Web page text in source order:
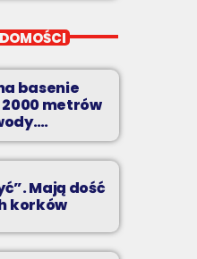
piątku od 5:30
basenie
metrów
i ogromna
Mają dość
korków